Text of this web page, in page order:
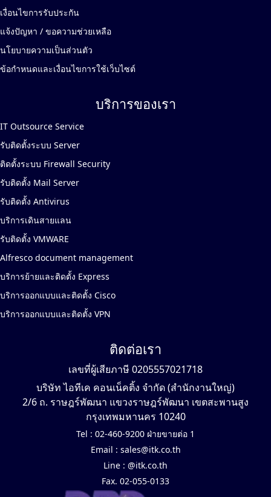
เงื่อนไขการรับประกัน
แจ้งปัญหา / ขอความช่วยเหลือ
นโยบายความเป็นส่วนตัว
ข้อกำหนดและเงื่อนไขการใช้เว็บไซต์
บริการของเรา
IT Outsource Service
รับติดตั้งระบบ Server
ติดตั้งระบบ Firewall Security
รับติดตั้ง Mail Server
รับติดตั้ง Antivirus
บริการเดินสายแลน
รับติดตั้ง VMWARE
Alfresco document management
บริการย้ายและติดตั้ง Express
บริการออกแบบและติดตั้ง Cisco
บริการออกแบบและติดตั้ง VPN
ติดต่อเรา
เลขที่ผู้เสียภาษี 0205557021718
บริษัท ไอทีเค คอนเน็คติ้ง จำกัด (สำนักงานใหญ่)
2/6 ถ. ราษฎร์พัฒนา แขวงราษฎร์พัฒนา เขตสะพานสูง
กรุงเทพมหานคร 10240
Tel : 02-460-9200 ฝ่ายขายต่อ 1
Email : sales@itk.co.th
Line : @itk.co.th
Fax. 02-055-0133